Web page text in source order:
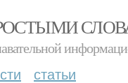
статьи